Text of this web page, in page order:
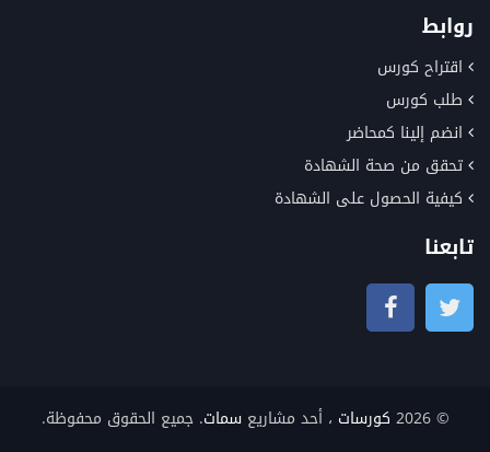
روابط
اقتراح كورس
طلب كورس
انضم إلينا كمحاضر
تحقق من صحة الشهادة
كيفية الحصول على الشهادة
تابعنا
© 2026 كورسات ، أحد مشاريعسمات. جميع الحقوق محفوظة.